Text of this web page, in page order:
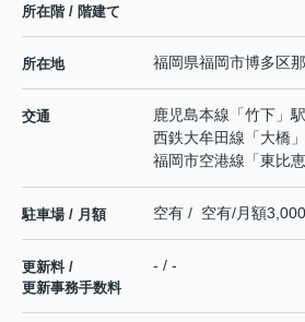
所在階 / 階建て
所在地 福岡県福岡市博多区
交通 鹿児島本線 「竹下 」
西鉄大牟田線 「大橋
福岡市空港線 「東比恵
駐車場 / 月額 空有 / 空有/月額
更新料 /
更新事務手数料
- / -